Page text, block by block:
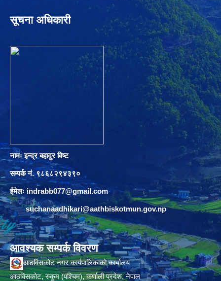
सूचना अधिकारी
नामः इन्द्र बहादुर विष्ट
सम्पर्क नं. ९८६८२९४३९०
ईमेलः indrabb077@gmail.com
suchanaadhikari@aathbiskotmun.gov.np
आवश्यक सम्पर्क विवरण
आठविसकोट नगर कार्यपालिकाको कार्यालय
आठविसकोट, रुकुम (पश्चिम), कर्णाली प्रदेश, नेपाल